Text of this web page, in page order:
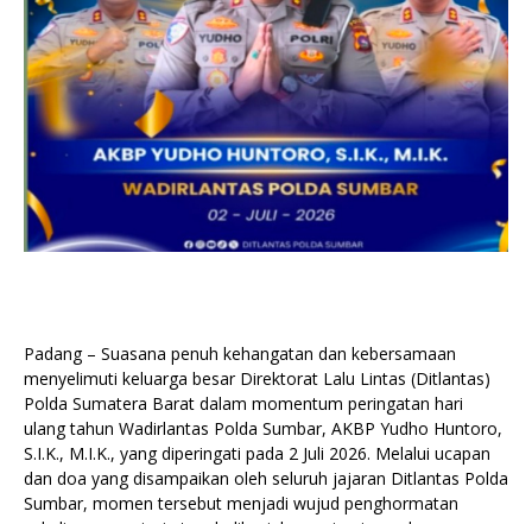
Padang – Suasana penuh kehangatan dan kebersamaan
menyelimuti keluarga besar Direktorat Lalu Lintas (Ditlantas)
Polda Sumatera Barat dalam momentum peringatan hari
ulang tahun Wadirlantas Polda Sumbar, AKBP Yudho Huntoro,
S.I.K., M.I.K., yang diperingati pada 2 Juli 2026. Melalui ucapan
dan doa yang disampaikan oleh seluruh jajaran Ditlantas Polda
Sumbar, momen tersebut menjadi wujud penghormatan